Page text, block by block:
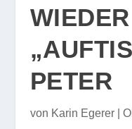
WIEDER
PETER
von Karin Egerer|